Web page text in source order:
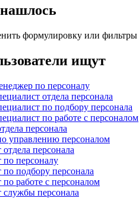
формулировку или фильтры
ищут
по персоналу
отдела персонала
по подбору персонала
по работе с персоналом
персонала
управлению персоналом
персонала
по персоналу
по подбору персонала
по работе с персоналом
службы персонала